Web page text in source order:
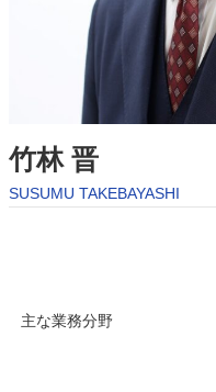
竹林 晋
SUSUMU TAKEBAYASHI
主な業務分野